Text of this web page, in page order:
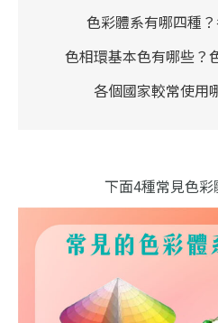
色彩體系有哪四種
色相環基本色有哪些？
各個國家較常使用
下面4種常見色